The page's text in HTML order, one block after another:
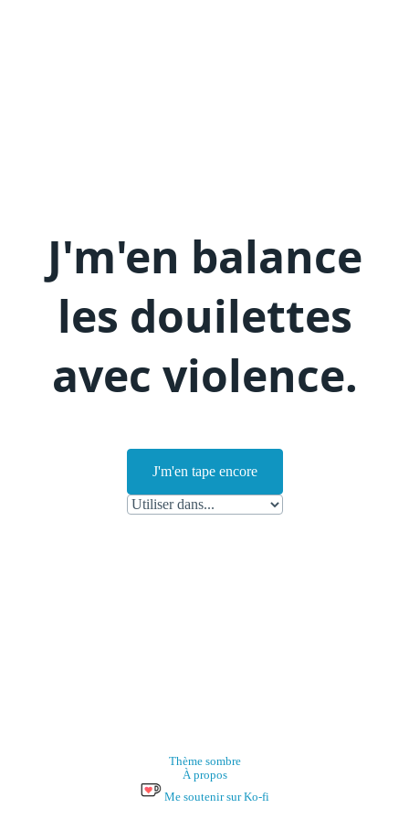
J'm'en balance
les douilettes
avec violence.
J'm'en tape encore
Thème sombre
À propos
Me soutenir sur Ko-fi